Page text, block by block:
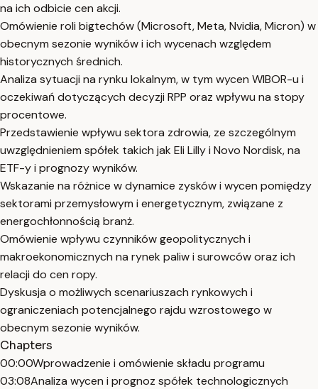
na ich odbicie cen akcji.
Omówienie roli bigtechów (Microsoft, Meta, Nvidia, Micron) w
obecnym sezonie wyników i ich wycenach względem
historycznych średnich.
Analiza sytuacji na rynku lokalnym, w tym wycen WIBOR-u i
oczekiwań dotyczących decyzji RPP oraz wpływu na stopy
procentowe.
Przedstawienie wpływu sektora zdrowia, ze szczególnym
uwzględnieniem spółek takich jak Eli Lilly i Novo Nordisk, na
ETF-y i prognozy wyników.
Wskazanie na różnice w dynamice zysków i wycen pomiędzy
sektorami przemysłowym i energetycznym, związane z
energochłonnością branż.
Omówienie wpływu czynników geopolitycznych i
makroekonomicznych na rynek paliw i surowców oraz ich
relacji do cen ropy.
Dyskusja o możliwych scenariuszach rynkowych i
ograniczeniach potencjalnego rajdu wzrostowego w
obecnym sezonie wyników.
Chapters
00:00Wprowadzenie i omówienie składu programu
03:08Analiza wycen i prognoz spółek technologicznych